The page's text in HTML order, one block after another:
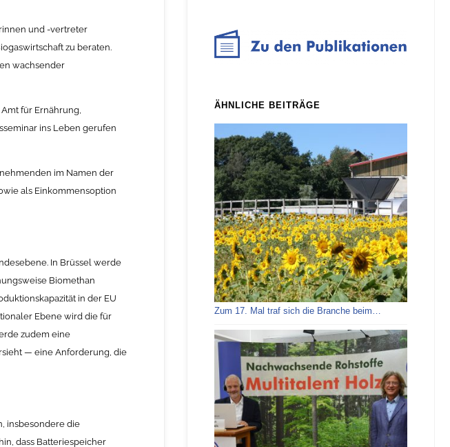
und -vertreter
zu beraten.
wachsender
Amt für Ernährung,
ins Leben gerufen
im Namen der
als Einkommensoption
In Brüssel werde
Biomethan
in der EU
Ebene wird die für
zudem eine
— eine Anforderung, die
insbesondere die
dass Batteriespeicher
ÄHNLICHE BEITRÄGE
Zum 17. Mal traf sich die Branche beim…